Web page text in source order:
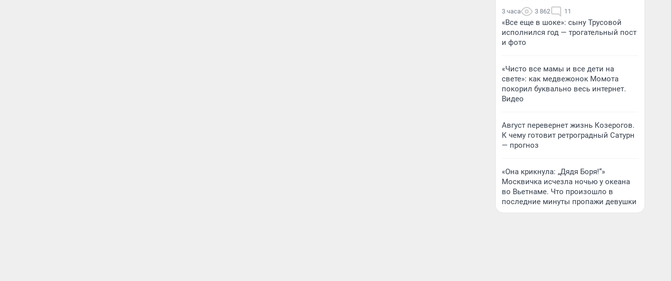
3 часа 3 862 11
«Все еще в шоке»: сыну Трусовой
исполнился год — трогательный пост
и фото
«Чисто все мамы и все дети на
свете»: как медвежонок Момота
покорил буквально весь интернет.
Видео
Август перевернет жизнь Козерогов.
К чему готовит ретроградный Сатурн
— прогноз
«Она крикнула: „Дядя Боря!“»
Москвичка исчезла ночью у океана
во Вьетнаме. Что произошло в
последние минуты пропажи девушки